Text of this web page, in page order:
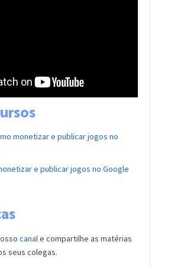
monetizar e publicar jogos no
e publicar jogos no Google
canal e compartilhe as matérias
seus colegas.